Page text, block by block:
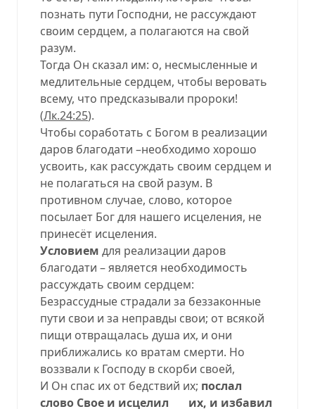
познать пути Господни, не рассуждают
своим сердцем, а полагаются на свой
разум.
Тогда Он сказал им: о, несмысленные и
медлительные сердцем, чтобы веровать
всему, что предсказывали пророки!
(Лк.24:25).
Чтобы соработать с Богом в реализации
даров благодати –необходимо хорошо
усвоить, как рассуждать своим сердцем и
не полагаться на свой разум. В
противном случае, слово, которое
посылает Бог для нашего исцеления, не
принесёт исцеления.
Условием для реализации даров
благодати – является необходимость
рассуждать своим сердцем:
Безрассудные страдали за беззаконные
пути свои и за неправды свои; от всякой
пищи отвращалась душа их, и они
приближались ко вратам смерти. Но
воззвали к Господу в скорби своей,
И Он спас их от бедствий их; послал
слово Свое и исцелил их, и избавил